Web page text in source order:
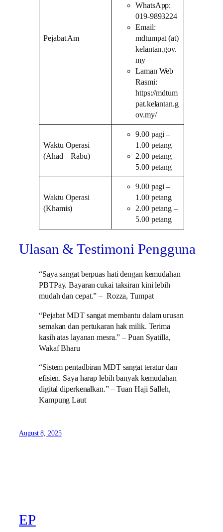
Pejabat Am
WhatsApp:
019-9893224
Email:
mdtumpat (at)
kelantan.gov.
my
Laman Web
Rasmi:
https://mdtum
pat.kelantan.g
ov.my/
Waktu Operasi
(Ahad – Rabu)
9.00 pagi –
1.00 petang
2.00 petang –
5.00 petang
Waktu Operasi
(Khamis)
9.00 pagi –
1.00 petang
2.00 petang –
5.00 petang
Ulasan & Testimoni Pengguna
“Saya sangat berpuas hati dengan kemudahan
PBTPay. Bayaran cukai taksiran kini lebih
mudah dan cepat.” – Rozza, Tumpat
“Pejabat MDT sangat membantu dalam urusan
semakan dan pertukaran hak milik. Terima
kasih atas layanan mesra.” – Puan Syatilla,
Wakaf Bharu
“Sistem pentadbiran MDT sangat teratur dan
efisien. Saya harap lebih banyak kemudahan
digital diperkenalkan.” – Tuan Haji Salleh,
Kampung Laut
August 8, 2025
EP